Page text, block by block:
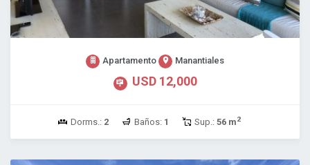
Apartamento Manantiales
USD 12,000
Dorms.: 2 Baños: 1 Sup.: 56 m2